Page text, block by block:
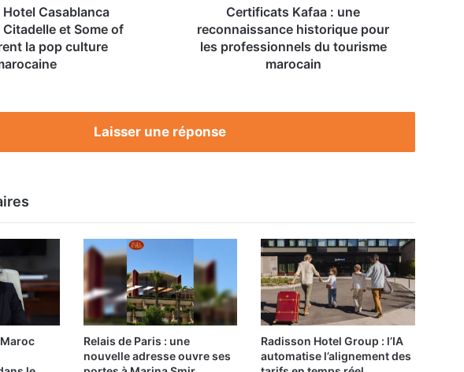
Hotel Casablanca
Citadelle et Some of
la pop culture
tourisme
marocain
Certificats Kafaa : une
reconnaissance historique pour
les professionnels du tourisme
marocain
Laisser une réponse
Relais de Paris : une
nouvelle adresse ouvre ses
Radisson Hotel Group : l’IA
automatise l’alignement des